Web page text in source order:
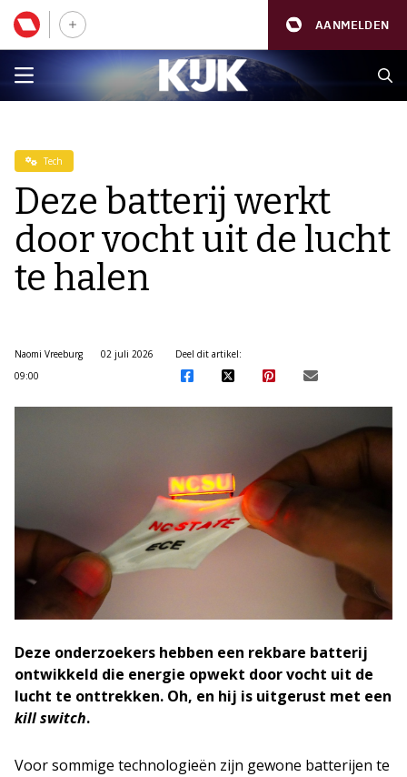
AANMELDEN
Tech
Deze batterij werkt
door vocht uit de lucht
te halen
Naomi Vreeburg
02 juli 2026
09:00
Deel dit artikel:
Deze onderzoekers hebben een rekbare batterij
ontwikkeld die energie opwekt door vocht uit de
lucht te onttrekken. Oh, en hij is uitgerust met een
kill switch.
Voor sommige technologieën zijn gewone batterijen te